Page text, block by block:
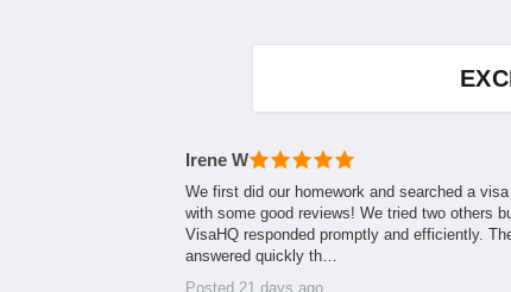
Irene W
We first did our homework and searched a
with some good reviews! We tried two others
VisaHQ responded promptly and efficiently.
answered quickly th…
Posted 21 days ago